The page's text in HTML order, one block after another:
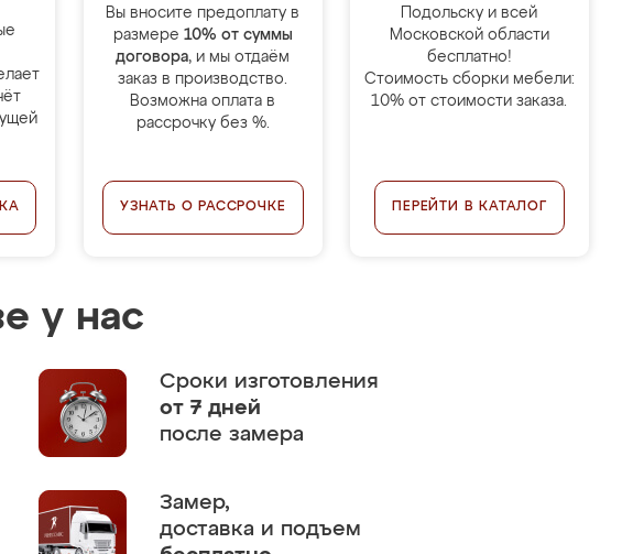
Вы вносите предоплату в
размере 10% от суммы
договора, и мы отдаём
заказ в производство.
Возможна оплата в
рассрочку без %.
УЗНАТЬ О РАССРОЧКЕ
Подольску и всей
Московской области
бесплатно!
Стоимость сборки мебели:
10% от стоимости заказа.
ПЕРЕЙТИ В КАТАЛОГ
у нас
Сроки изготовления
от 7 дней
после замера
Замер,
доставка и подъем